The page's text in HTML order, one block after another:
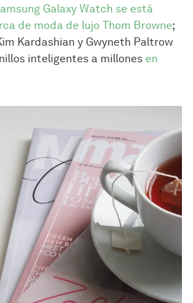
Galaxy Watch se está
de moda de lujo Thom Browne;
Kardashian y Gwyneth Paltrow
inteligentes a millones en